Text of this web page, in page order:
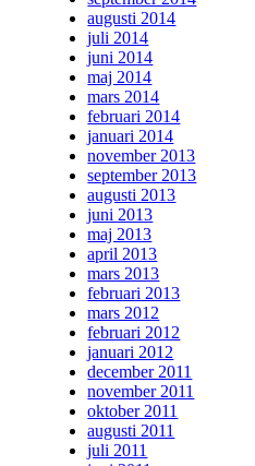
augusti 2014
juli 2014
juni 2014
maj 2014
mars 2014
februari 2014
januari 2014
november 2013
september 2013
augusti 2013
juni 2013
maj 2013
april 2013
mars 2013
februari 2013
mars 2012
februari 2012
januari 2012
december 2011
november 2011
oktober 2011
augusti 2011
juli 2011